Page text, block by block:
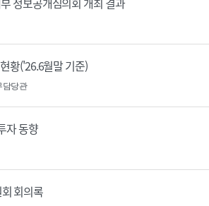
황('26.6월말 기준)
담당관
자 동향
회의록